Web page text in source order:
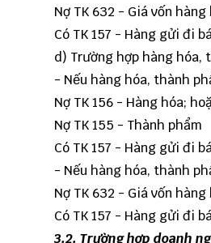
Nợ TK 632 - Giá vốn hàng
Có TK 157 - Hàng gửi đi
d) Trường hợp hàng
- Nếu hàng hóa, thành
Nợ TK 156 - Hàng hóa;
Nợ TK 155 - Thành phẩm
Có TK 157 - Hàng gửi đi
- Nếu hàng hóa, thành
Nợ TK 632 - Giá vốn hàng
Có TK 157 - Hàng gửi đi
3.2. Trường hợp doanh